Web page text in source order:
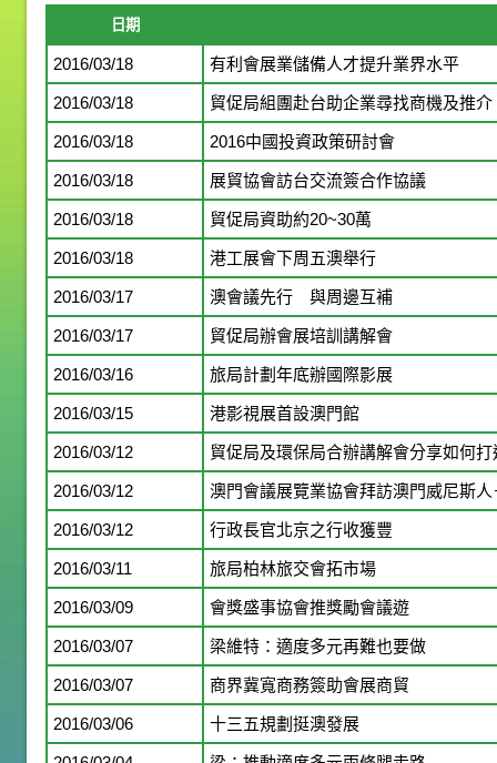
日期
2016/03/18 有利會展業儲備人才提升業界水平
2016/03/18 貿促局組團赴台助企業尋找商機及推
2016/03/18 2016中國投資政策研討會
2016/03/18 展貿協會訪台交流簽合作協議
2016/03/18 貿促局資助約20~30萬
2016/03/18 港工展會下周五澳舉行
2016/03/17 澳會議先行 與周邊互補
2016/03/17 貿促局辦會展培訓講解會
2016/03/16 旅局計劃年底辦國際影展
2016/03/15 港影視展首設澳門館
2016/03/12 貿促局及環保局合辦講解會分享如何
2016/03/12 澳門會議展覽業協會拜訪澳門威尼斯
2016/03/12 行政長官北京之行收獲豐
2016/03/11 旅局柏林旅交會拓市場
2016/03/09 會獎盛事協會推獎勵會議遊
2016/03/07 梁維特：適度多元再難也要做
2016/03/07 商界冀寬商務簽助會展商貿
2016/03/06 十三五規劃挺澳發展